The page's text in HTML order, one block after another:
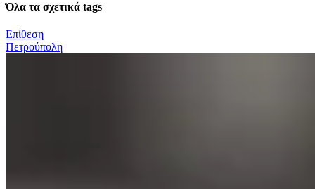
Όλα τα σχετικά tags
Επίθεση
Πετρούπολη